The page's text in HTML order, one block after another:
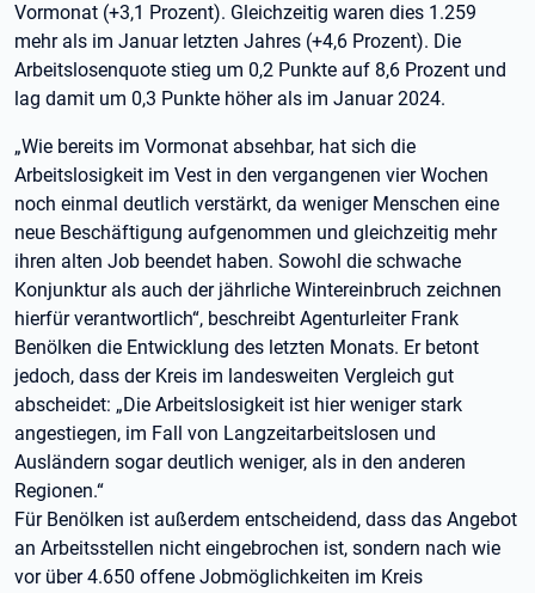
Vormonat (+3,1 Prozent). Gleichzeitig waren dies 1.259
mehr als im Januar letzten Jahres (+4,6 Prozent). Die
Arbeitslosenquote stieg um 0,2 Punkte auf 8,6 Prozent und
lag damit um 0,3 Punkte höher als im Januar 2024.
„Wie bereits im Vormonat absehbar, hat sich die
Arbeitslosigkeit im Vest in den vergangenen vier Wochen
noch einmal deutlich verstärkt, da weniger Menschen eine
neue Beschäftigung aufgenommen und gleichzeitig mehr
ihren alten Job beendet haben. Sowohl die schwache
Konjunktur als auch der jährliche Wintereinbruch zeichnen
hierfür verantwortlich“, beschreibt Agenturleiter Frank
Benölken die Entwicklung des letzten Monats. Er betont
jedoch, dass der Kreis im landesweiten Vergleich gut
abscheidet: „Die Arbeitslosigkeit ist hier weniger stark
angestiegen, im Fall von Langzeitarbeitslosen und
Ausländern sogar deutlich weniger, als in den anderen
Regionen.“
Für Benölken ist außerdem entscheidend, dass das Angebot
an Arbeitsstellen nicht eingebrochen ist, sondern nach wie
vor über 4.650 offene Jobmöglichkeiten im Kreis